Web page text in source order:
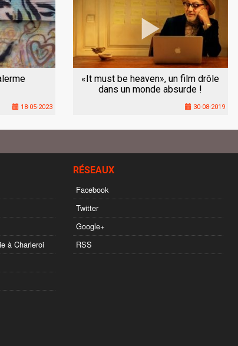
18-05-2023
«It must be heaven», un film drôle
dans un monde absurde !
30-08-2019
à Charleroi
RÉSEAUX
Facebook
Twitter
Google+
RSS